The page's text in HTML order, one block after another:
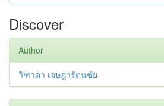
Discover
Author
วิฑาดา เจษฎารัตนชัย